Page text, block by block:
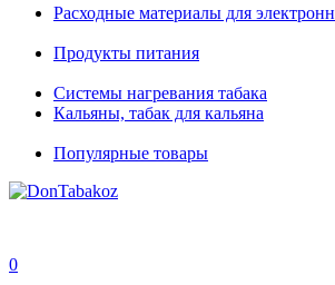
Расходные материалы для
Продукты питания
Системы нагревания табака
Кальяны, табак для кальяна
Популярные товары
0